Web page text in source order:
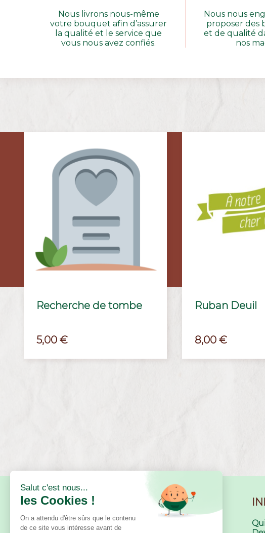
Nous livrons nous-même
votre bouquet afin d’assurer
la qualité et le service que
vous nous avez confiés.
Nous nous
proposer des
et de qualité
nos
Recherche de tombe
Prix
5,00 €
Ruban Deuil
Prix
8,00 €
BESOIN D'AIDE ?
Questions fréquentes